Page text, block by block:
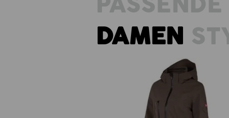
DAMEN
3 in 1 Funktionsjacke e.s.vision,